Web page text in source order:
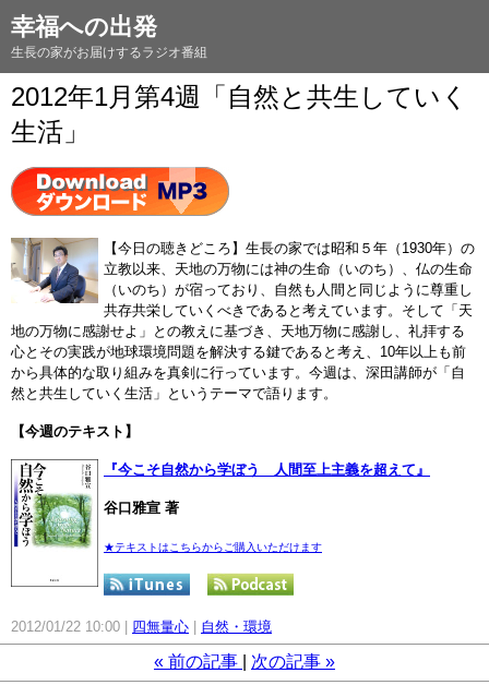
幸福への出発
生長の家がお届けするラジオ番組
2012年1月第4週「自然と共生していく
生活」
【今日の聴きどころ】生長の家では昭和５年（1930年）の
立教以来、天地の万物には神の生命（いのち）、仏の生命
（いのち）が宿っており、自然も人間と同じように尊重し
共存共栄していくべきであると考えています。そして「天
地の万物に感謝せよ」との教えに基づき、天地万物に感謝し、礼拝する
心とその実践が地球環境問題を解決する鍵であると考え、10年以上も前
から具体的な取り組みを真剣に行っています。今週は、深田講師が「自
然と共生していく生活」というテーマで語ります。
【今週のテキスト】
『今こそ自然から学ぼう 人間至上主義を超えて』
谷口雅宣 著
★テキストはこちらからご購入いただけます
2012/01/22 10:00 四無量心 自然・環境
« 前の記事 次の記事 »